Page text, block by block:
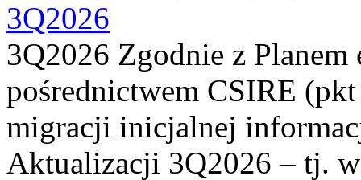
3Q2026
3Q2026 Zgodnie z
pośrednictwem CSIRE
migracji inicjalnej
Aktualizacji 3Q2026 – tj.